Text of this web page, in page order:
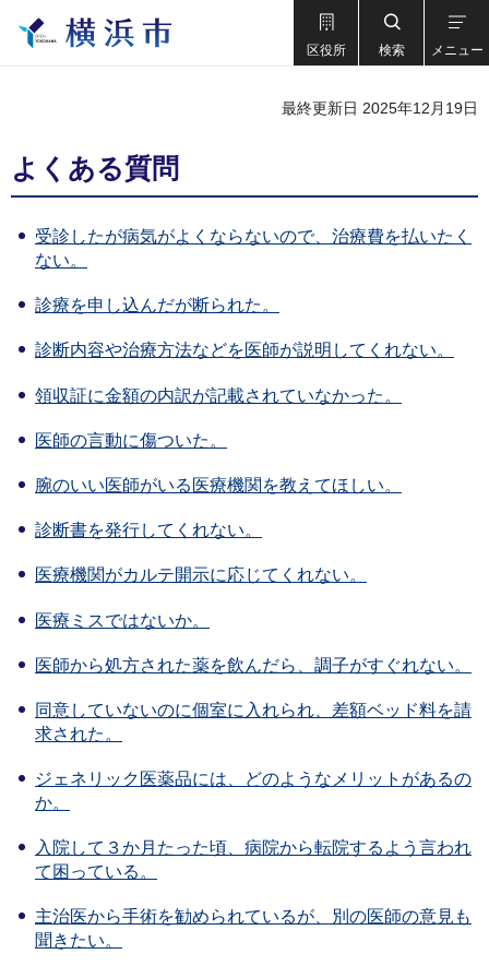
区役所 検索 メニュー
最終更新日 2025年12月19日
よくある質問
受診したが病気がよくならないので、治療費を払いたく
ない。
診療を申し込んだが断られた。
診断内容や治療方法などを医師が説明してくれない。
領収証に金額の内訳が記載されていなかった。
医師の言動に傷ついた。
腕のいい医師がいる医療機関を教えてほしい。
診断書を発行してくれない。
医療機関がカルテ開示に応じてくれない。
医療ミスではないか。
医師から処方された薬を飲んだら、調子がすぐれない。
同意していないのに個室に入れられ、差額ベッド料を請
求された。
ジェネリック医薬品には、どのようなメリットがあるの
か。
入院して３か月たった頃、病院から転院するよう言われ
て困っている。
主治医から手術を勧められているが、別の医師の意見も
聞きたい。